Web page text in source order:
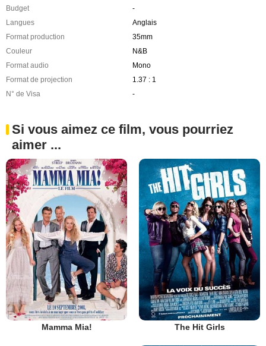
Budget
-
Langues
Anglais
Format production
35mm
Couleur
N&B
Format audio
Mono
Format de projection
1.37 : 1
N° de Visa
-
Si vous aimez ce film, vous pourriez
aimer ...
Mamma Mia! The Hit Girls